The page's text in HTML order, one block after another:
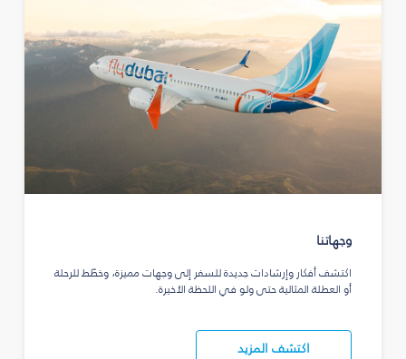
وجهاتنا
اكتشف أفكار وإرشادات جديدة للسفر إلى وجهات مميزة، وخطّط للرحلة
أو العطلة المثالية حتى ولو في اللحظة الأخيرة.
اكتشف المزيد